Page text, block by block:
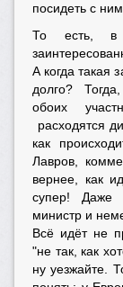
посидеть с
То есть, в
А когда такая
долго?
обоих
расходятся
как
Лавров,
вернее, как
супер! Даже
министр и
Всё идёт не
"не так, как
ну уезжайте.